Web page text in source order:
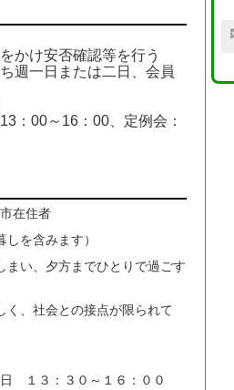
かけ安否確認等を行う
週一日または二日、会員
：00～16：00、定例会：
在住者
を含みます）
い、夕方までひとりで過ごす
、社会との接点が限られて
３：３０～１６：００